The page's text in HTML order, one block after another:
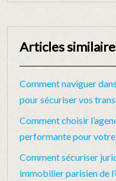
Articles
Comment naviguer
pour sécuriser vos
Comment choisir
performante pour
Comment sécuriser
immobilier parisien de